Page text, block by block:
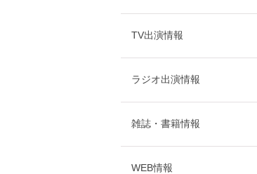
TV出演情報
ラジオ出演情報
雑誌・書籍情報
WEB情報